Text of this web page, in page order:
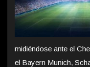
midiéndose ante el
el Bayern Munich,